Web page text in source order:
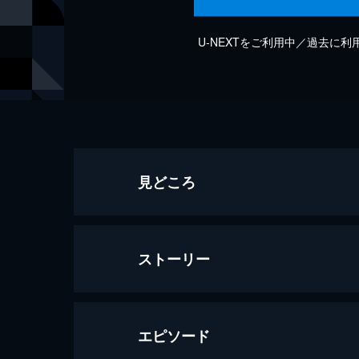
U-NEXTをご利用中／過去に利
見どころ
ストーリー
エピソード